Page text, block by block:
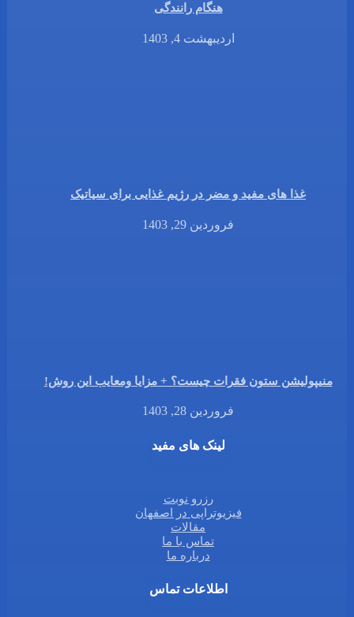
هنگام رانندگی
اردیبهشت 4, 1403
غذا های مفید و مضر در رژیم غذایی برای سیاتیک
فروردین 29, 1403
منیپولیشن ستون فقرات چیست؟ + مزایا ومعایب این روش!
فروردین 28, 1403
لینک های مفید
رزرو نوبت
فیزیوتراپی در اصفهان
مقالات
تماس با ما
درباره ما
اطلاعات تماس